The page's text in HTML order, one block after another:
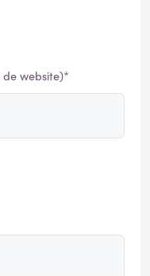
website)*